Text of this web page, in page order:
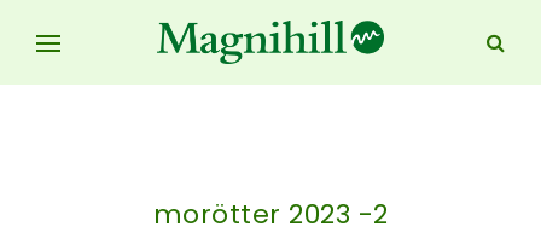
morötter 2023 -2